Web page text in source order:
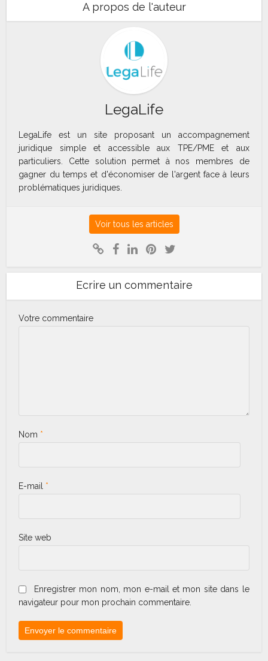
A propos de l'auteur
LegaLife
LegaLife est un site proposant un accompagnement
juridique simple et accessible aux TPE/PME et aux
particuliers. Cette solution permet à nos membres de
gagner du temps et d'économiser de l'argent face à leurs
problématiques juridiques.
Voir tous les articles
Ecrire un commentaire
Votre commentaire
Nom *
E-mail *
Site web
Enregistrer mon nom, mon e-mail et mon site dans le
navigateur pour mon prochain commentaire.